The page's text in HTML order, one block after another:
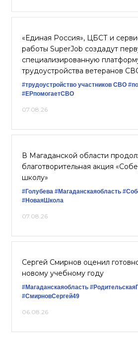
«Единая Россия», ЦБСТ и
работы SuperJob создадут
специализированную
трудоустройства ветеранов
#трудоустройство участников СВО
#ЕРпомогаетСВО
07.08.26
В Магаданской области
благотворительная акция
школу»
#Голубева #Магаданскаяобласть
#НоваяШкола
07.08.26
Сергей Смирнов оценил
новому учебному году
#Магаданскаяобласть
#СмирновСергей49
06.08.26